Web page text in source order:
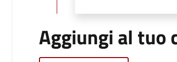
Aggiungi al tuo